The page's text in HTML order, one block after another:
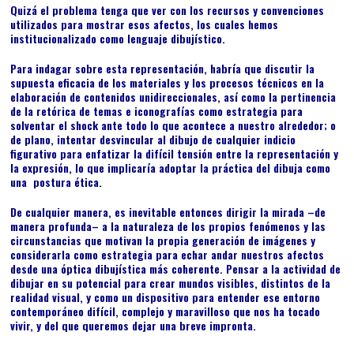
Quizá el problema tenga que ver con los recursos y convenciones
utilizados para mostrar esos afectos, los cuales hemos
institucionalizado como lenguaje dibujístico.
Para indagar sobre esta representación, habría que discutir la
supuesta eficacia de los materiales y los procesos técnicos en la
elaboración de contenidos unidireccionales, así como la pertinencia
de la retórica de temas e iconografías como estrategia para
solventar el shock ante todo lo que acontece a nuestro alrededor; o
de plano, intentar desvincular al dibujo de cualquier indicio
figurativo para enfatizar la difícil tensión entre la representación y
la expresión, lo que implicaría adoptar la práctica del dibuja como
una postura ética.
De cualquier manera, es inevitable entonces dirigir la mirada –de
manera profunda– a la naturaleza de los propios fenómenos y las
circunstancias que motivan la propia generación de imágenes y
considerarla como estrategia para echar andar nuestros afectos
desde una óptica dibujística más coherente. Pensar a la actividad de
dibujar en su potencial para crear mundos visibles, distintos de la
realidad visual, y como un dispositivo para entender ese entorno
contemporáneo difícil, complejo y maravilloso que nos ha tocado
vivir, y del que queremos dejar una breve impronta.